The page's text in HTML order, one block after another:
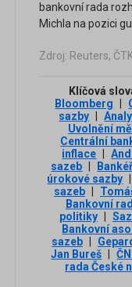
bankovní rada
Michla na pozici
Zdroj: Reuters,
Klíčová
Bloomberg
sazby
Uvolnění
Centrální
inflace
sazeb
úrokové sazby
sazeb
Bankovní
politiky
Bankovní
sazeb
Jan Bureš
rada České